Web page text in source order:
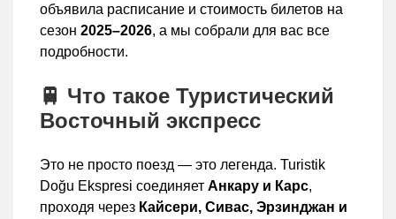
объявила расписание и стоимость билетов на
сезон 2025–2026, а мы собрали для вас все
подробности.
🚆 Что такое Туристический
Восточный экспресс
Это не просто поезд — это легенда. Turistik
Doğu Ekspresi соединяет Анкару и Карс,
проходя через Кайсери, Сивас, Эрзинджан и